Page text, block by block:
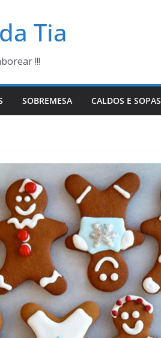
Tia
!!!
SOBREMESA CALDOS E SOPAS